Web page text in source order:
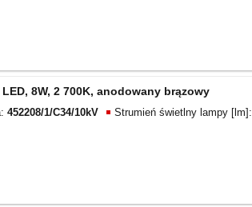
8W, 2 700K, anodowany brązowy
452208/1/C34/10kV Strumień świetlny lampy [lm]: